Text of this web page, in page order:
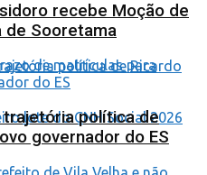
recebe Moção de
de Sooretama
trajetória política de
governador do ES